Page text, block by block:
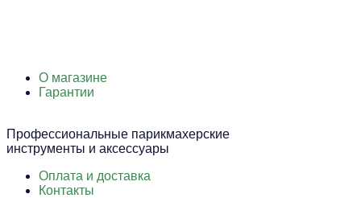
О магазине
Гарантии
Профессиональные парикмахерские
инструменты и аксессуары
Оплата и доставка
Контакты